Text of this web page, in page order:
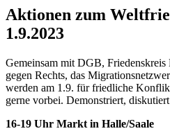
Aktionen zum
1.9.2023
Gemeinsam mit DGB,
gegen Rechts, das
werden am 1.9. für friedliche
gerne vorbei. Demonstriert,
16-19 Uhr Markt in Halle/Saale